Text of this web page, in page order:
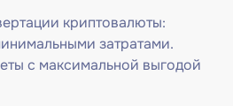
криптовалюты:
затратами.
с максимальной выгодой